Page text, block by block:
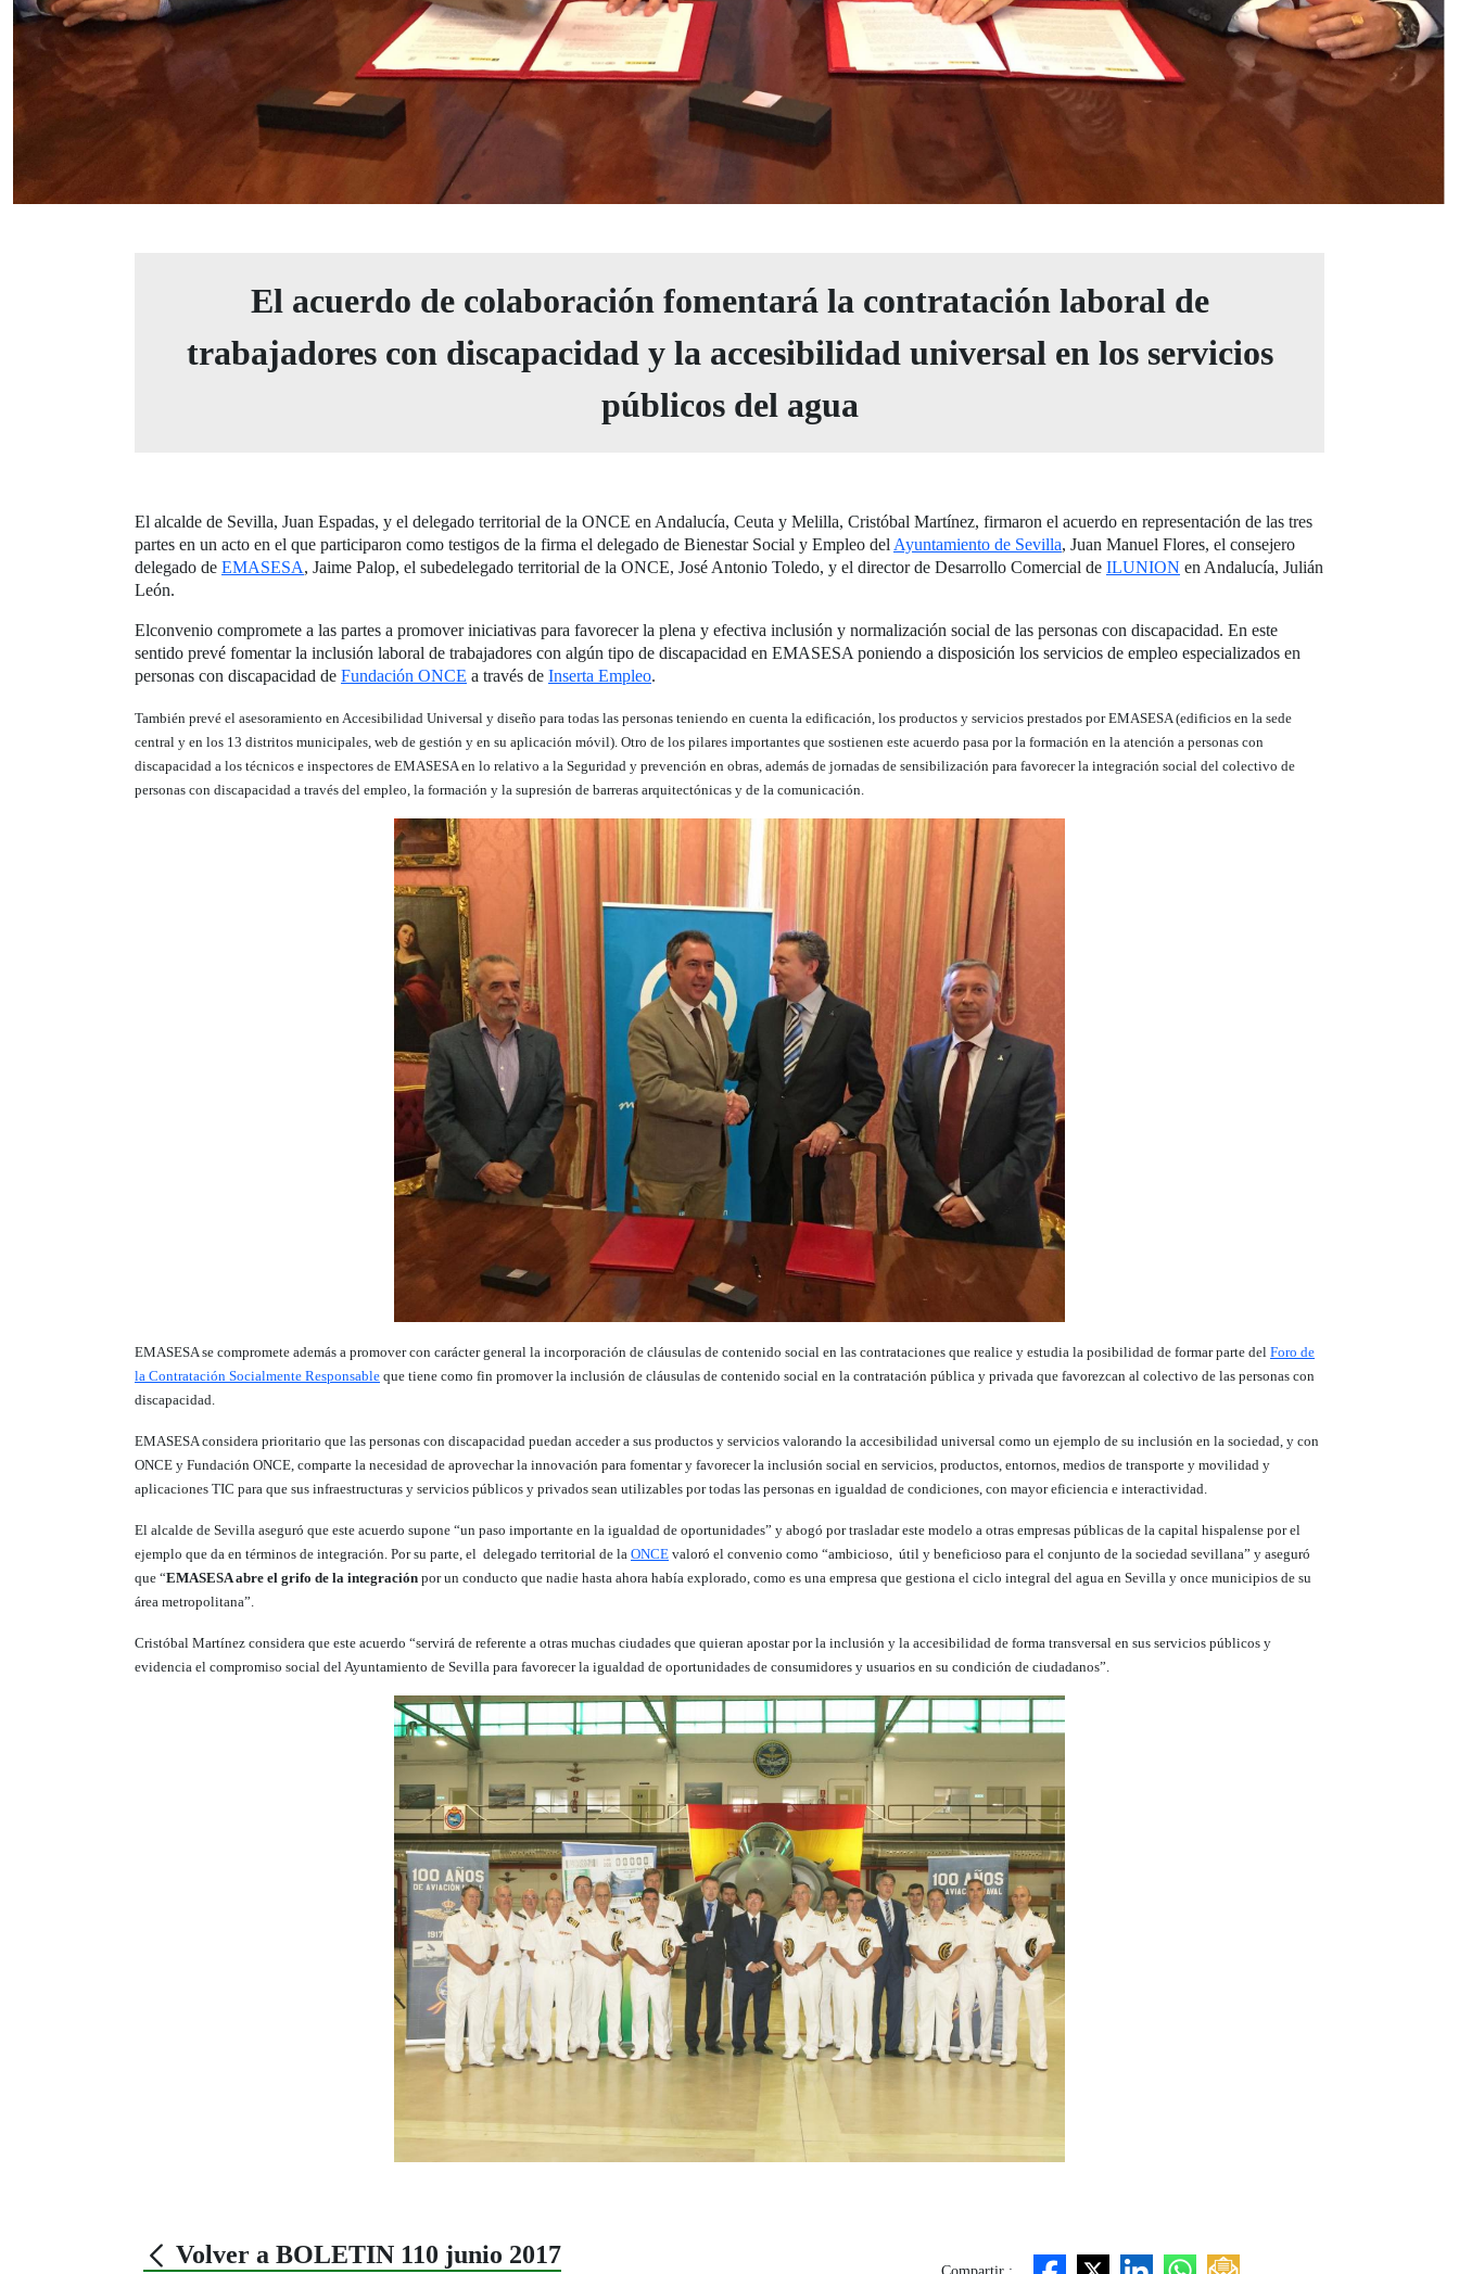
El acuerdo de colaboración fomentará la contratación laboral de
trabajadores con discapacidad y la accesibilidad universal en los servicios
públicos del agua
El alcalde de Sevilla, Juan Espadas, y el delegado territorial de la ONCE en Andalucía, Ceuta y Melilla, Cristóbal Martínez, firmaron el acuerdo en representación de las tres
partes en un acto en el que participaron como testigos de la firma el delegado de Bienestar Social y Empleo del Ayuntamiento de Sevilla, Juan Manuel Flores, el consejero
delegado de EMASESA, Jaime Palop, el subedelegado territorial de la ONCE, José Antonio Toledo, y el director de Desarrollo Comercial de ILUNION en Andalucía, Julián
León.
Elconvenio compromete a las partes a promover iniciativas para favorecer la plena y efectiva inclusión y normalización social de las personas con discapacidad. En este
sentido prevé fomentar la inclusión laboral de trabajadores con algún tipo de discapacidad en EMASESA poniendo a disposición los servicios de empleo especializados en
personas con discapacidad de Fundación ONCE a través de Inserta Empleo.
También prevé el asesoramiento en Accesibilidad Universal y diseño para todas las personas teniendo en cuenta la edificación, los productos y servicios prestados por EMASESA (edificios en la sede
central y en los 13 distritos municipales, web de gestión y en su aplicación móvil). Otro de los pilares importantes que sostienen este acuerdo pasa por la formación en la atención a personas con
discapacidad a los técnicos e inspectores de EMASESA en lo relativo a la Seguridad y prevención en obras, además de jornadas de sensibilización para favorecer la integración social del colectivo de
personas con discapacidad a través del empleo, la formación y la supresión de barreras arquitectónicas y de la comunicación.
EMASESA se compromete además a promover con carácter general la incorporación de cláusulas de contenido social en las contrataciones que realice y estudia la posibilidad de formar parte del Foro de
la Contratación Socialmente Responsable que tiene como fin promover la inclusión de cláusulas de contenido social en la contratación pública y privada que favorezcan al colectivo de las personas con
discapacidad.
EMASESA considera prioritario que las personas con discapacidad puedan acceder a sus productos y servicios valorando la accesibilidad universal como un ejemplo de su inclusión en la sociedad, y con
ONCE y Fundación ONCE, comparte la necesidad de aprovechar la innovación para fomentar y favorecer la inclusión social en servicios, productos, entornos, medios de transporte y movilidad y
aplicaciones TIC para que sus infraestructuras y servicios públicos y privados sean utilizables por todas las personas en igualdad de condiciones, con mayor eficiencia e interactividad.
El alcalde de Sevilla aseguró que este acuerdo supone “un paso importante en la igualdad de oportunidades” y abogó por trasladar este modelo a otras empresas públicas de la capital hispalense por el
ejemplo que da en términos de integración. Por su parte, el delegado territorial de la ONCE valoró el convenio como “ambicioso, útil y beneficioso para el conjunto de la sociedad sevillana” y aseguró
que “EMASESA abre el grifo de la integración por un conducto que nadie hasta ahora había explorado, como es una empresa que gestiona el ciclo integral del agua en Sevilla y once municipios de su
área metropolitana”.
Cristóbal Martínez considera que este acuerdo “servirá de referente a otras muchas ciudades que quieran apostar por la inclusión y la accesibilidad de forma transversal en sus servicios públicos y
evidencia el compromiso social del Ayuntamiento de Sevilla para favorecer la igualdad de oportunidades de consumidores y usuarios en su condición de ciudadanos”.
Volver a BOLETIN 110 junio 2017